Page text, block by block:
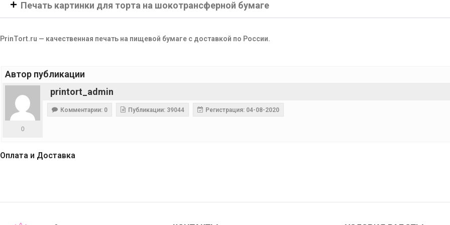
Печать картинки для торта на шокотрансферной бумаге
PrinTort.ru — качественная печать на пищевой бумаге с доставкой по России.
Автор публикации
printort_admin
0
Комментарии: 0 Публикации: 39044 Регистрация: 04-08-2020
Оплата и Доставка